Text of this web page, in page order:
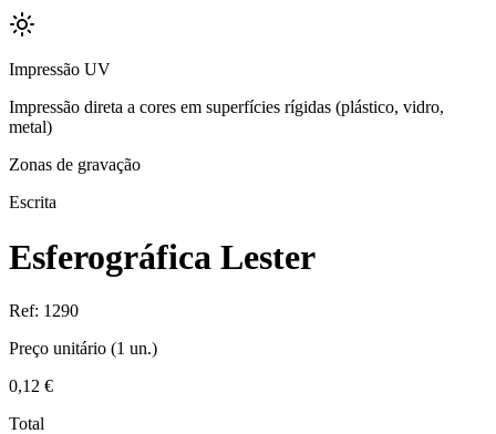
Impressão UV
Impressão direta a cores em superfícies rígidas (plástico, vidro,
metal)
Zonas de gravação
Escrita
Esferográfica Lester
Ref: 1290
Preço unitário (1 un.)
0,12 €
Total